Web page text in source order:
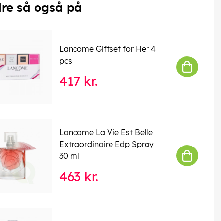
så også på
Lancome Giftset for Her 4
pcs
417 kr.
Lancome La Vie Est Belle
Extraordinaire Edp Spray
30 ml
463 kr.